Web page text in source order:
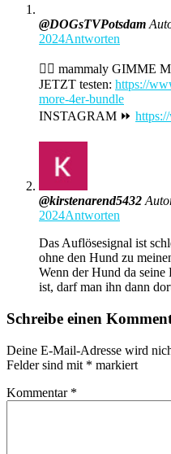
@DOGsTVPotsdam
2024Antworten
👉🏼 mammaly GIMME
JETZT testen: https://
more-4er-bundle
INSTAGRAM ⏩
@kirstenarend5432
2024Antworten
Das Auflösesignal ist
ohne den Hund zu
Wenn der Hund da seine
ist, darf man ihn dann
Schreibe einen
Deine E-Mail-Adresse wird
Felder sind mit * markiert
Kommentar *